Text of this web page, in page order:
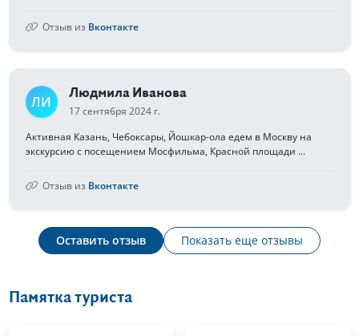
Отзыв из Вконтакте
ЛИ
Людмила Иванова
17 сентября 2024 г.
Активная Казань, Чебоксары, Йошкар-ола едем в Москву на
экскурсию с посещением Мосфильма, Красной площади ...
Отзыв из Вконтакте
Оставить отзыв Показать еще отзывы
Памятка туриста